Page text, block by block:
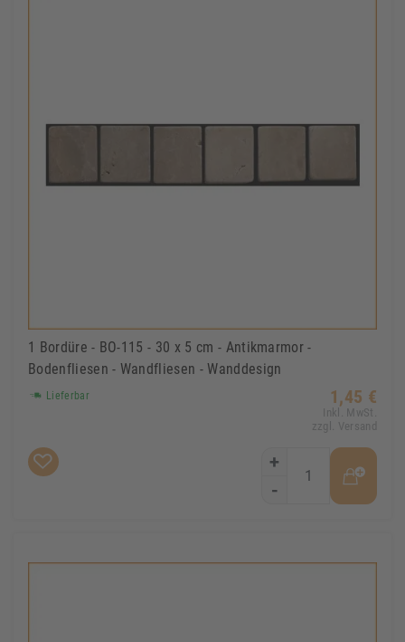
1 Bordüre - BO-115 - 30 x 5 cm - Antikmarmor -
Bodenfliesen - Wandfliesen - Wanddesign
Lieferbar 1,45 €
Inkl. MwSt.
zzgl. Versand
+
-